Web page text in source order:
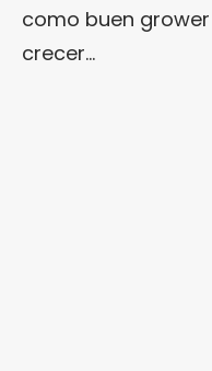
como buen
crecer…